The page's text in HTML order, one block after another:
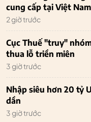
cung cấp tại Việt Nam
2 giờ trước
Cục Thuế "truy"
thua lỗ triền miên
3 giờ trước
Nhập siêu hơn 20 tỷ
dần
3 giờ trước